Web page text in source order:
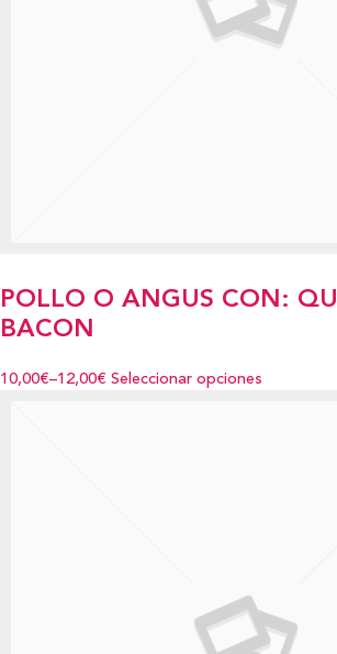
POLLO O ANGUS CON:
BACON
10,00€–12,00€ Seleccionar opciones